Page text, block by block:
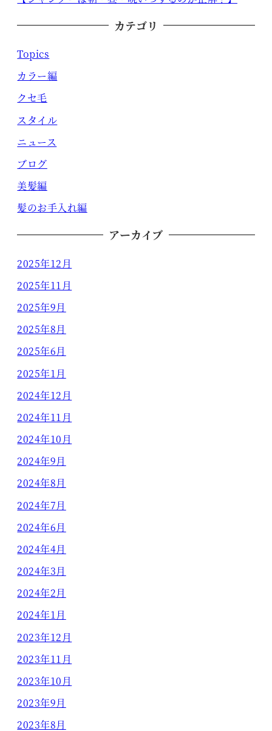
カテゴリ
Topics
カラー編
クセ毛
スタイル
ニュース
ブログ
美髪編
髪のお手入れ編
アーカイブ
2025年12月
2025年11月
2025年9月
2025年8月
2025年6月
2025年1月
2024年12月
2024年11月
2024年10月
2024年9月
2024年8月
2024年7月
2024年6月
2024年4月
2024年3月
2024年2月
2024年1月
2023年12月
2023年11月
2023年10月
2023年9月
2023年8月